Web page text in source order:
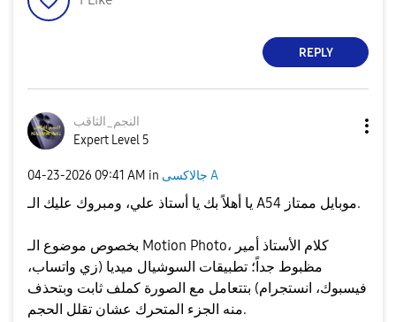
REPLY
النجم_الثاقب
Expert Level 5
‎04-23-2026 09:41 AM in جالاكسى A
يا أهلاً بك يا أستاذ علي، ومبروك عليك الـ A54 موبايل ممتاز.
​بخصوص موضوع الـ Motion Photo، كلام الأستاذ أمير
مظبوط جداً؛ تطبيقات السوشيال ميديا (زي واتساب،
فيسبوك، انستجرام) بتتعامل مع الصورة كملف ثابت وبتحذف
منه الجزء المتحرك عشان تقلل الحجم.